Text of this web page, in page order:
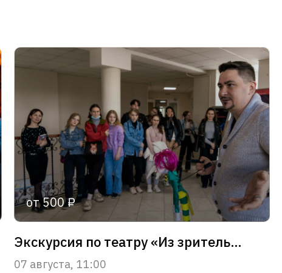
от 500 ₽
Экскурсия по театру «Из зрительного зала – в сердце театра»
07 августа, 11:00